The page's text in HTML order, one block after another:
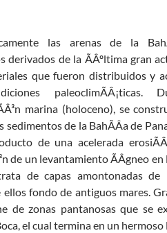
las arenas de la
derivados de la ÃÂºltima gran
que fueron distribuidos y
paleoclimÃÂ¡ticas.
marina (holoceno), se
sedimentos de la BahÃÂ­a de
de una acelerada
de un levantamiento ÃÂ­gneo en
de capas amontonadas de
ellos fondo de antiguos mares.
de zonas pantanosas que se
el cual termina en un hermoso